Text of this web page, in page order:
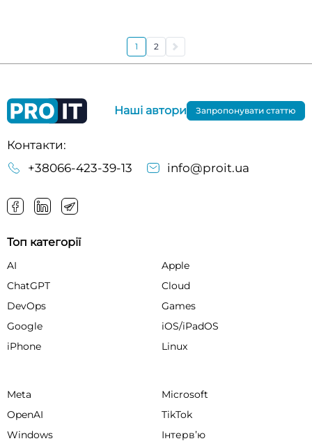
1 2
Контакти:
+38066-423-39-13
info@proit.ua
Наші автори Запропонувати статтю
Топ категорії
AI
Apple
ChatGPT
Cloud
DevOps
Games
Google
iOS/iPadOS
iPhone
Linux
Meta
Microsoft
OpenAI
TikTok
Windows
Інтервʼю